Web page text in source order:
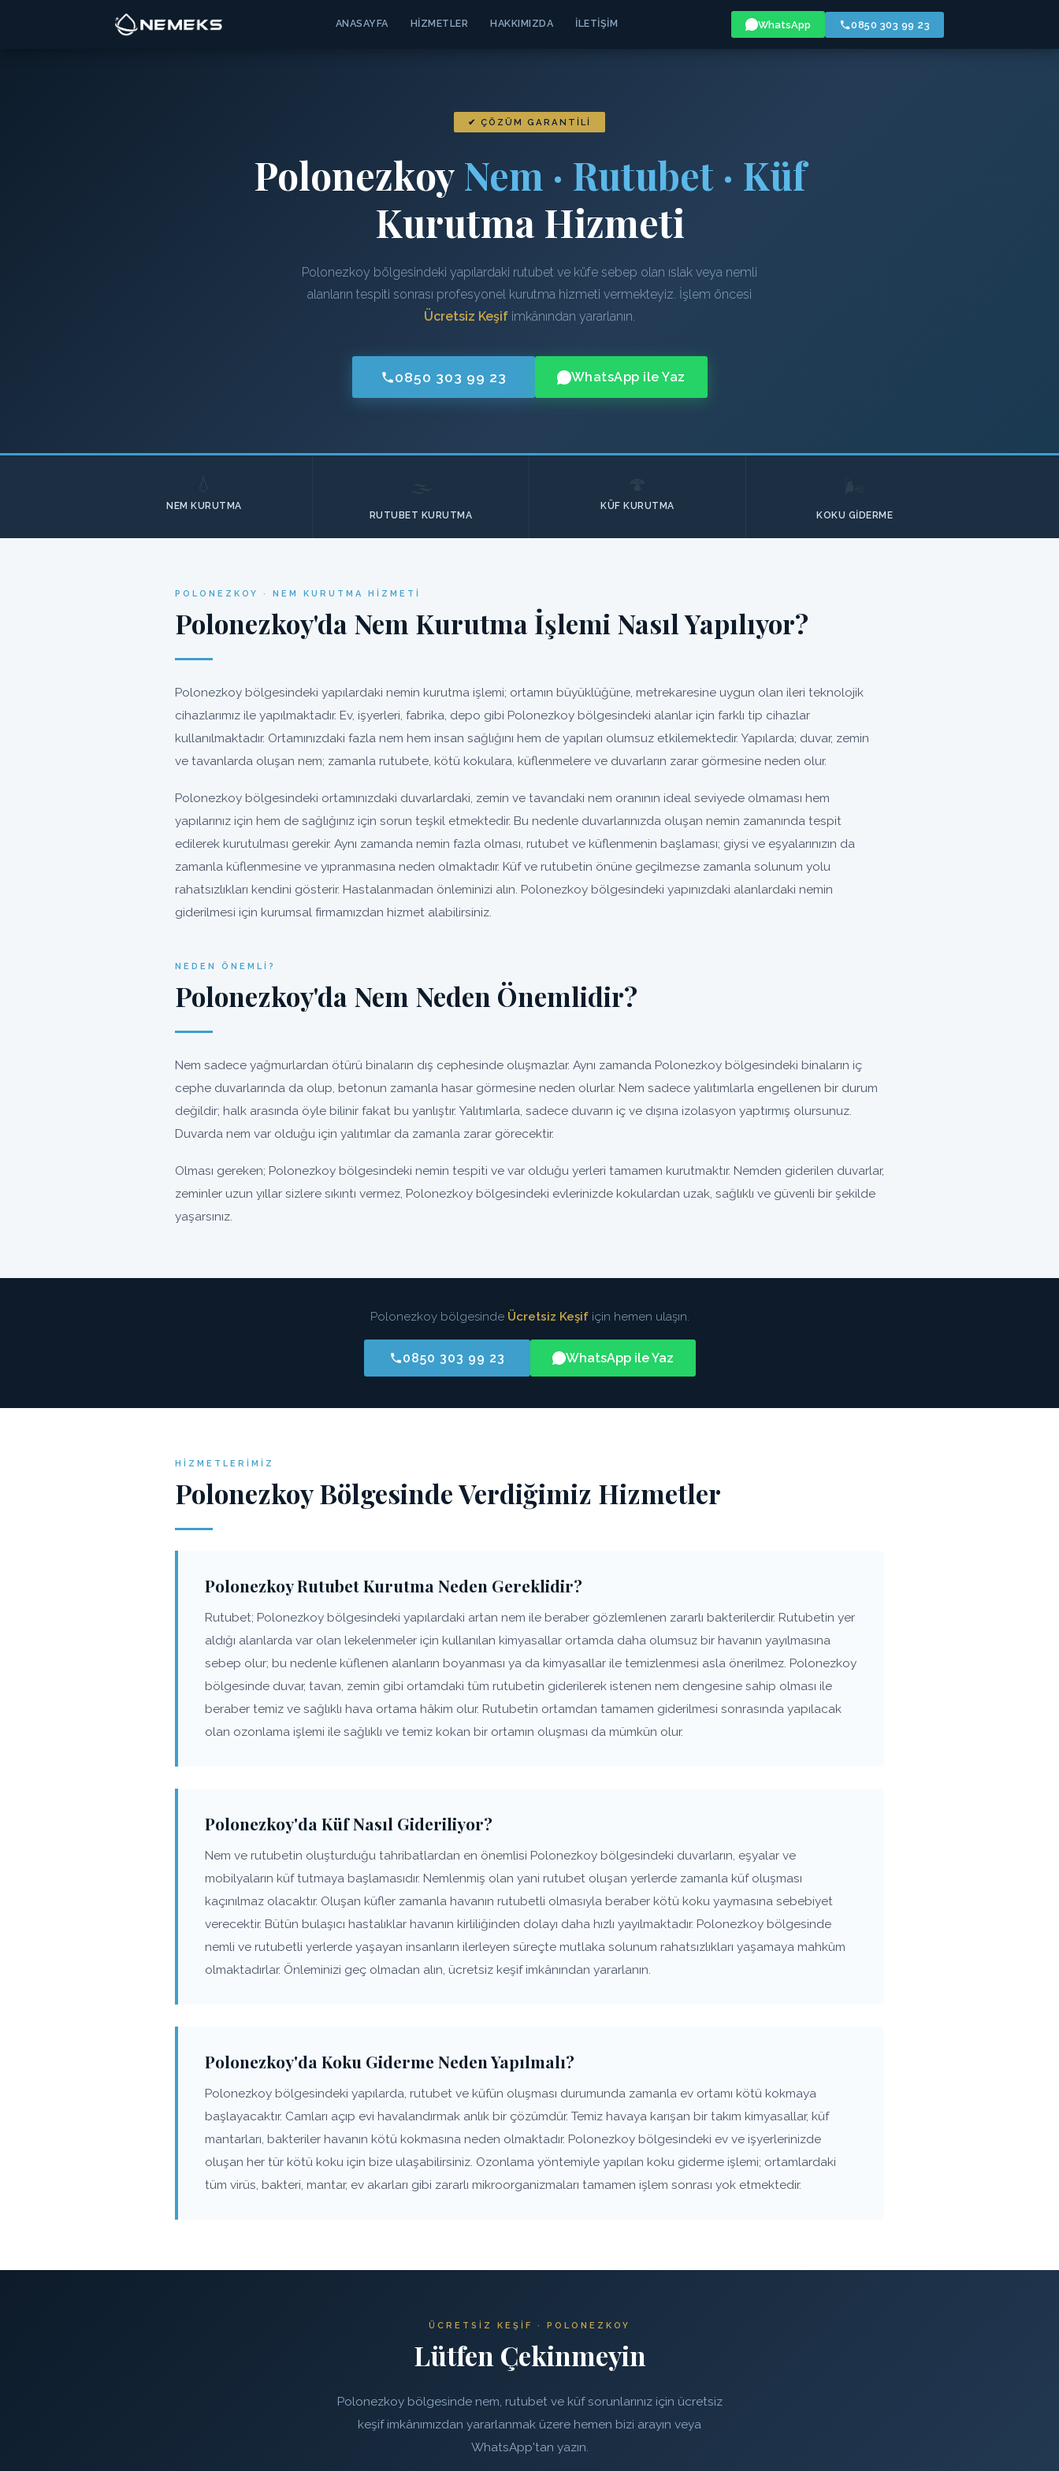
ANASAYFA HIZMETLER HAKKIMIZDA İLETIŞIM WhatsApp 0850 303 99 23
✔ ÇÖZÜM GARANTILI
Polonezkoy Nem · Rutubet · Küf
Kurutma Hizmeti
Polonezkoy bölgesindeki yapılardaki rutubet ve küfe sebep olan ıslak veya nemli
alanların tespiti sonrası profesyonel kurutma hizmeti vermekteyiz. İşlem öncesi
Ücretsiz Keşif imkânından yararlanın.
0850 303 99 23 WhatsApp ile Yaz
NEM KURUTMA
RUTUBET KURUTMA
KÜF KURUTMA
KOKU GIDERME
POLONEZKOY · NEM KURUTMA HIZMETI
Polonezkoy'da Nem Kurutma İşlemi Nasıl Yapılıyor?
Polonezkoy bölgesindeki yapılardaki nemin kurutma işlemi; ortamın büyüklüğüne, metrekaresine uygun olan ileri teknolojik
cihazlarımız ile yapılmaktadır. Ev, işyerleri, fabrika, depo gibi Polonezkoy bölgesindeki alanlar için farklı tip cihazlar
kullanılmaktadır. Ortamınızdaki fazla nem hem insan sağlığını hem de yapıları olumsuz etkilemektedir. Yapılarda; duvar, zemin
ve tavanlarda oluşan nem; zamanla rutubete, kötü kokulara, küflenmelere ve duvarların zarar görmesine neden olur.
Polonezkoy bölgesindeki ortamınızdaki duvarlardaki, zemin ve tavandaki nem oranının ideal seviyede olmaması hem
yapılarınız için hem de sağlığınız için sorun teşkil etmektedir. Bu nedenle duvarlarınızda oluşan nemin zamanında tespit
edilerek kurutulması gerekir. Aynı zamanda nemin fazla olması, rutubet ve küflenmenin başlaması; giysi ve eşyalarınızın da
zamanla küflenmesine ve yıpranmasına neden olmaktadır. Küf ve rutubetin önüne geçilmezse zamanla solunum yolu
rahatsızlıkları kendini gösterir. Hastalanmadan önleminizi alın. Polonezkoy bölgesindeki yapınızdaki alanlardaki nemin
giderilmesi için kurumsal firmamızdan hizmet alabilirsiniz.
NEDEN ÖNEMLI?
Polonezkoy'da Nem Neden Önemlidir?
Nem sadece yağmurlardan ötürü binaların dış cephesinde oluşmazlar. Aynı zamanda Polonezkoy bölgesindeki binaların iç
cephe duvarlarında da olup, betonun zamanla hasar görmesine neden olurlar. Nem sadece yalıtımlarla engellenen bir durum
değildir; halk arasında öyle bilinir fakat bu yanlıştır. Yalıtımlarla, sadece duvarın iç ve dışına izolasyon yaptırmış olursunuz.
Duvarda nem var olduğu için yalıtımlar da zamanla zarar görecektir.
Olması gereken; Polonezkoy bölgesindeki nemin tespiti ve var olduğu yerleri tamamen kurutmaktır. Nemden giderilen duvarlar,
zeminler uzun yıllar sizlere sıkıntı vermez, Polonezkoy bölgesindeki evlerinizde kokulardan uzak, sağlıklı ve güvenli bir şekilde
yaşarsınız.
Polonezkoy bölgesinde Ücretsiz Keşifiçin hemen ulaşın.
0850 303 99 23 WhatsApp ile Yaz
HIZMETLERIMIZ
Polonezkoy Bölgesinde Verdiğimiz Hizmetler
Polonezkoy Rutubet Kurutma Neden Gereklidir?
Rutubet; Polonezkoy bölgesindeki yapılardaki artan nem ile beraber gözlemlenen zararlı bakterilerdir. Rutubetin yer
aldığı alanlarda var olan lekelenmeler için kullanılan kimyasallar ortamda daha olumsuz bir havanın yayılmasına
sebep olur; bu nedenle küflenen alanların boyanması ya da kimyasallar ile temizlenmesi asla önerilmez. Polonezkoy
bölgesinde duvar, tavan, zemin gibi ortamdaki tüm rutubetin giderilerek istenen nem dengesine sahip olması ile
beraber temiz ve sağlıklı hava ortama hâkim olur. Rutubetin ortamdan tamamen giderilmesi sonrasında yapılacak
olan ozonlama işlemi ile sağlıklı ve temiz kokan bir ortamın oluşması da mümkün olur.
Polonezkoy'da Küf Nasıl Gideriliyor?
Nem ve rutubetin oluşturduğu tahribatlardan en önemlisi Polonezkoy bölgesindeki duvarların, eşyalar ve
mobilyaların küf tutmaya başlamasıdır. Nemlenmiş olan yani rutubet oluşan yerlerde zamanla küf oluşması
kaçınılmaz olacaktır. Oluşan küfler zamanla havanın rutubetli olmasıyla beraber kötü koku yaymasına sebebiyet
verecektir. Bütün bulaşıcı hastalıklar havanın kirliliğinden dolayı daha hızlı yayılmaktadır. Polonezkoy bölgesinde
nemli ve rutubetli yerlerde yaşayan insanların ilerleyen süreçte mutlaka solunum rahatsızlıkları yaşamaya mahkûm
olmaktadırlar. Önleminizi geç olmadan alın, ücretsiz keşif imkânından yararlanın.
Polonezkoy'da Koku Giderme Neden Yapılmalı?
Polonezkoy bölgesindeki yapılarda, rutubet ve küfün oluşması durumunda zamanla ev ortamı kötü kokmaya
başlayacaktır. Camları açıp evi havalandırmak anlık bir çözümdür. Temiz havaya karışan bir takım kimyasallar, küf
mantarları, bakteriler havanın kötü kokmasına neden olmaktadır. Polonezkoy bölgesindeki ev ve işyerlerinizde
oluşan her tür kötü koku için bize ulaşabilirsiniz. Ozonlama yöntemiyle yapılan koku giderme işlemi; ortamlardaki
tüm virüs, bakteri, mantar, ev akarları gibi zararlı mikroorganizmaları tamamen işlem sonrası yok etmektedir.
ÜCRETSIZ KEŞIF · POLONEZKOY
Lütfen Çekinmeyin
Polonezkoy bölgesinde nem, rutubet ve küf sorunlarınız için ücretsiz
keşif imkânımızdan yararlanmak üzere hemen bizi arayın veya
WhatsApp'tan yazın.